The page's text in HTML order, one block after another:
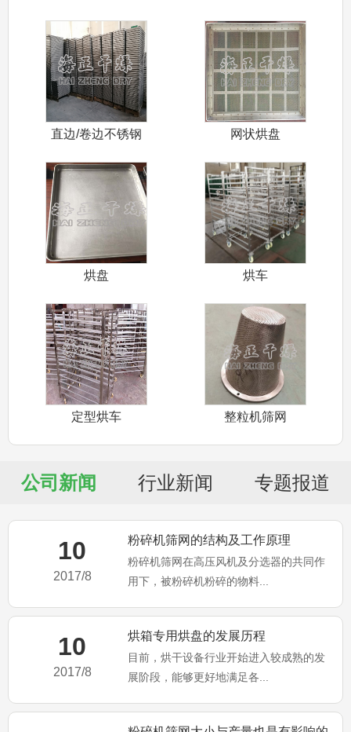
直边/卷边不锈钢
网状烘盘
烘盘 烘车
定型烘车 整粒机筛网
公司新闻 行业新闻 专题报道
10
2017/8
粉碎机筛网的结构及工作原理
粉碎机筛网在高压风机及分选器的共同作
用下，被粉碎机粉碎的物料...
10
2017/8
烘箱专用烘盘的发展历程
目前，烘干设备行业开始进入较成熟的发
展阶段，能够更好地满足各...